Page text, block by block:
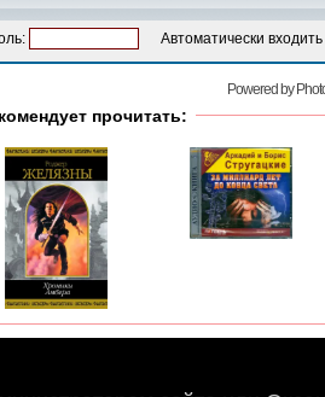
Автоматически
Powered by
прочитать: